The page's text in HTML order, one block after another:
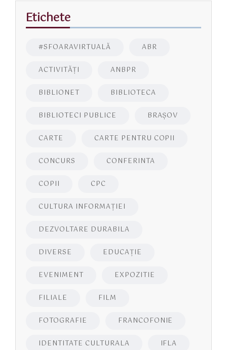
Etichete
#SFOARAVIRTUALĂ ABR
ACTIVITĂŢI ANBPR
BIBLIONET BIBLIOTECA
BIBLIOTECI PUBLICE BRAŞOV
CARTE CARTE PENTRU COPII
CONCURS CONFERINTA
COPII CPC
CULTURA INFORMAŢIEI
DEZVOLTARE DURABILA
DIVERSE EDUCAŢIE
EVENIMENT EXPOZITIE
FILIALE FILM
FOTOGRAFIE FRANCOFONIE
IDENTITATE CULTURALA IFLA